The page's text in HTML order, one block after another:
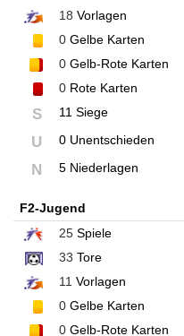
18 Vorlagen
0 Gelbe Karten
0 Gelb-Rote Karten
0 Rote Karten
S 11 Siege
U 0 Unentschieden
N 5 Niederlagen
F2-Jugend
25 Spiele
33 Tore
11 Vorlagen
0 Gelbe Karten
0 Gelb-Rote Karten